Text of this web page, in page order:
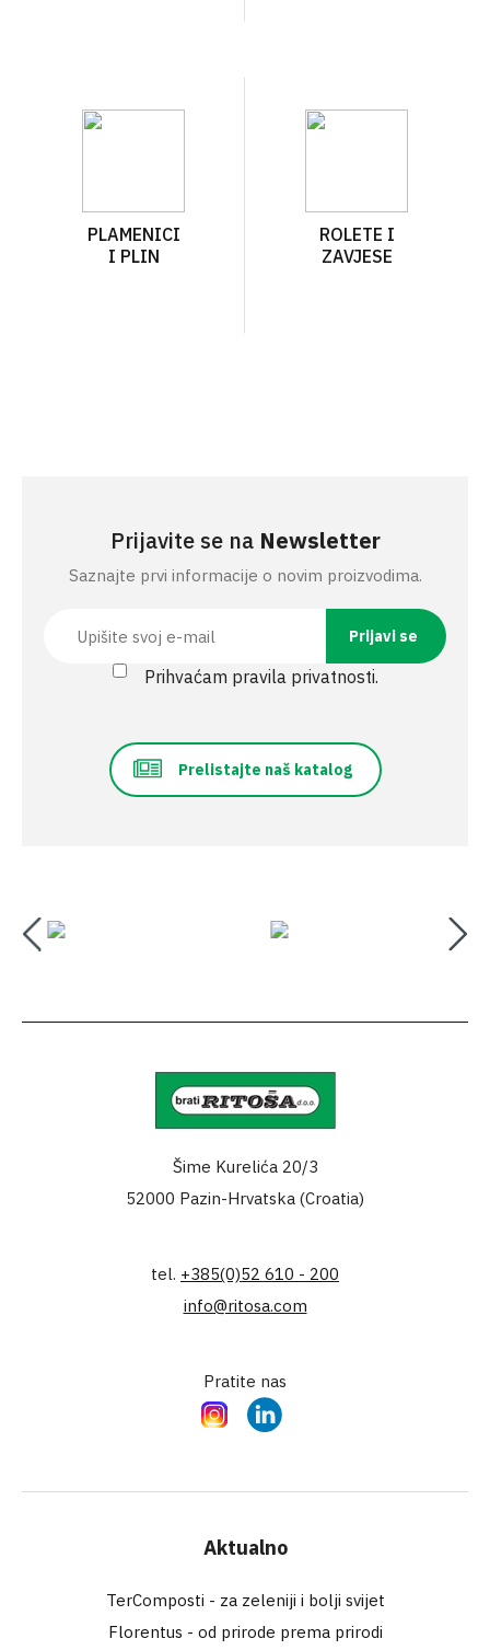
PLAMENICI
I PLIN
ROLETE I
ZAVJESE
Prijavite se na Newsletter
Saznajte prvi informacije o novim proizvodima.
Prihvaćam pravila privatnosti.
Prelistajte naš katalog
Šime Kurelića 20/3
52000 Pazin-Hrvatska (Croatia)
tel. +385(0)52 610 - 200
info@ritosa.com
Pratite nas
InstagramLinkedIn
Aktualno
TerComposti - za zeleniji i bolji svijet
Florentus - od prirode prema prirodi